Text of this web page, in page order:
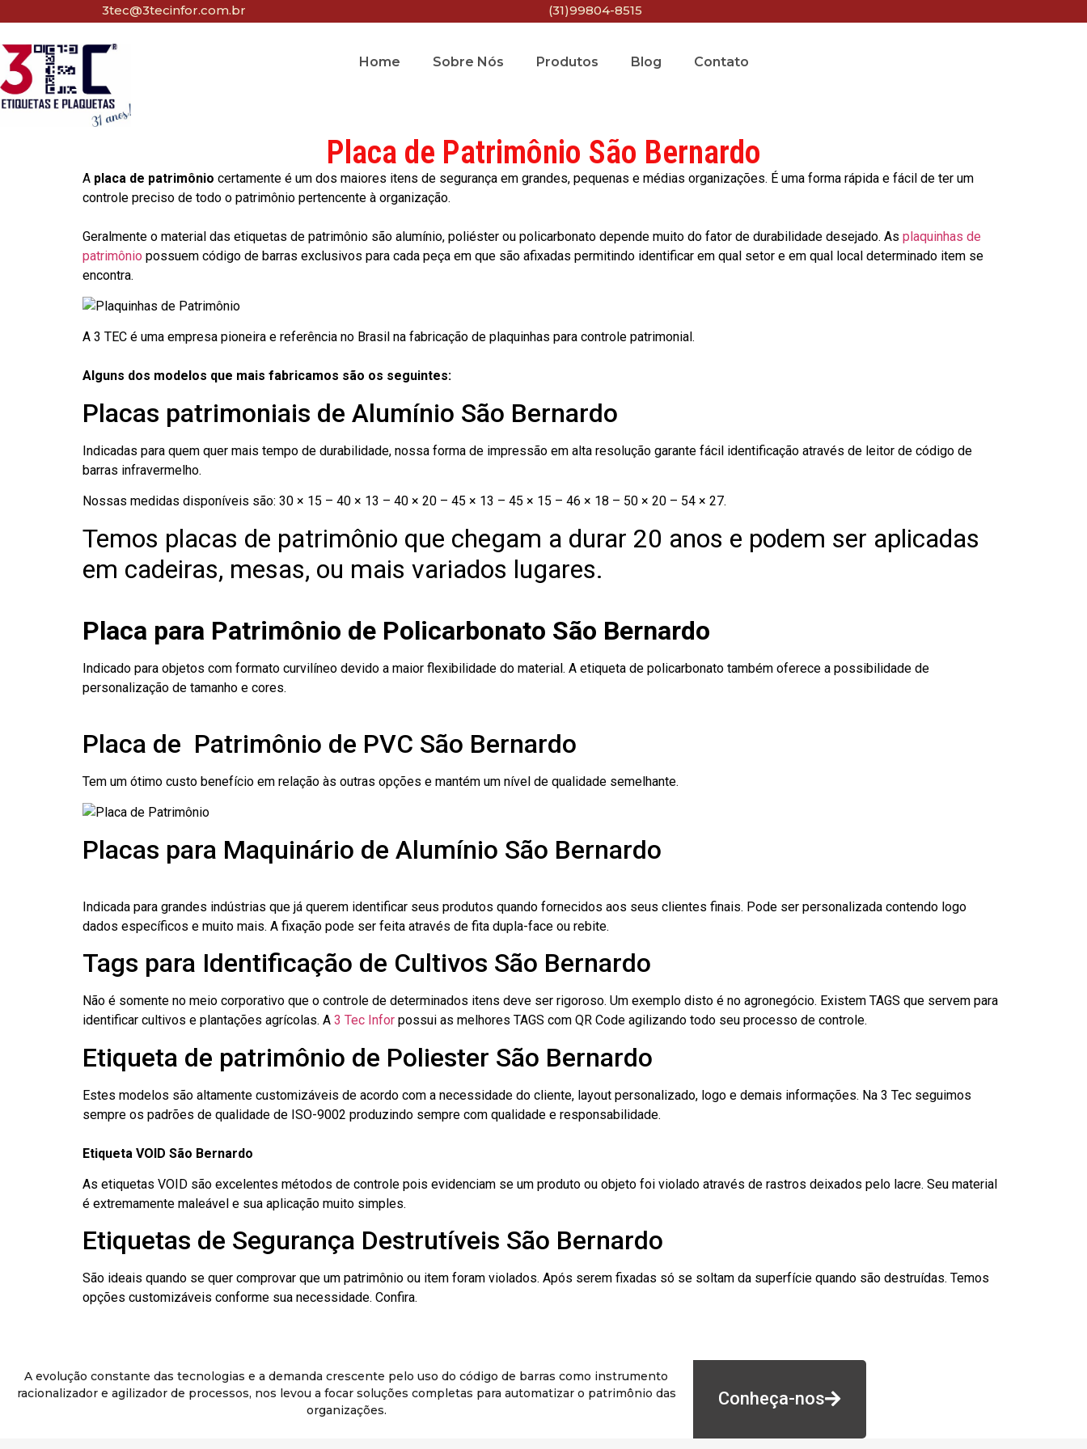
3tec@3tecinfor.com.br (31)99804-8515
Home Sobre Nós Produtos Blog Contato
Placa de Patrimônio São Bernardo
A placa de patrimônio certamente é um dos maiores itens de segurança em grandes, pequenas e médias organizações. É uma forma rápida e fácil de ter um
controle preciso de todo o patrimônio pertencente à organização.
Geralmente o material das etiquetas de patrimônio são alumínio, poliéster ou policarbonato depende muito do fator de durabilidade desejado. As plaquinhas de
patrimônio possuem código de barras exclusivos para cada peça em que são afixadas permitindo identificar em qual setor e em qual local determinado item se
encontra.
A 3 TEC é uma empresa pioneira e referência no Brasil na fabricação de plaquinhas para controle patrimonial.
Alguns dos modelos que mais fabricamos são os seguintes:
Placas patrimoniais de Alumínio São Bernardo
Indicadas para quem quer mais tempo de durabilidade, nossa forma de impressão em alta resolução garante fácil identificação através de leitor de código de
barras infravermelho.
Nossas medidas disponíveis são: 30 × 15 – 40 × 13 – 40 × 20 – 45 × 13 – 45 × 15 – 46 × 18 – 50 × 20 – 54 × 27.
Temos placas de patrimônio que chegam a durar 20 anos e podem ser aplicadas
em cadeiras, mesas, ou mais variados lugares.
Placa para Patrimônio de Policarbonato São Bernardo
Indicado para objetos com formato curvilíneo devido a maior flexibilidade do material. A etiqueta de policarbonato também oferece a possibilidade de
personalização de tamanho e cores.
Placa de Patrimônio de PVC São Bernardo
Tem um ótimo custo benefício em relação às outras opções e mantém um nível de qualidade semelhante.
Placas para Maquinário de Alumínio São Bernardo
Indicada para grandes indústrias que já querem identificar seus produtos quando fornecidos aos seus clientes finais. Pode ser personalizada contendo logo
dados específicos e muito mais. A fixação pode ser feita através de fita dupla-face ou rebite.
Tags para Identificação de Cultivos São Bernardo
Não é somente no meio corporativo que o controle de determinados itens deve ser rigoroso. Um exemplo disto é no agronegócio. Existem TAGS que servem para
identificar cultivos e plantações agrícolas. A 3 Tec Infor possui as melhores TAGS com QR Code agilizando todo seu processo de controle.
Etiqueta de patrimônio de Poliester São Bernardo
Estes modelos são altamente customizáveis de acordo com a necessidade do cliente, layout personalizado, logo e demais informações. Na 3 Tec seguimos
sempre os padrões de qualidade de ISO-9002 produzindo sempre com qualidade e responsabilidade.
Etiqueta VOID São Bernardo
As etiquetas VOID são excelentes métodos de controle pois evidenciam se um produto ou objeto foi violado através de rastros deixados pelo lacre. Seu material
é extremamente maleável e sua aplicação muito simples.
Etiquetas de Segurança Destrutíveis São Bernardo
São ideais quando se quer comprovar que um patrimônio ou item foram violados. Após serem fixadas só se soltam da superfície quando são destruídas. Temos
opções customizáveis conforme sua necessidade. Confira.
A evolução constante das tecnologias e a demanda crescente pelo uso do código de barras como instrumento
racionalizador e agilizador de processos, nos levou a focar soluções completas para automatizar o patrimônio das
organizações.
Conheça-nos